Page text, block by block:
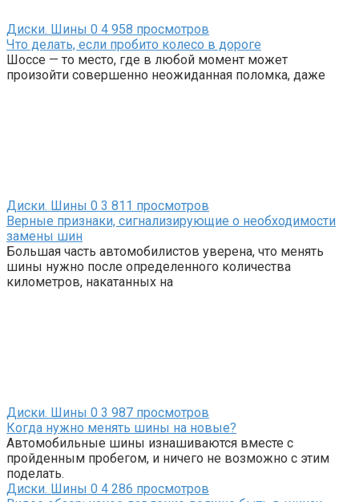
Диски. Шины 0 4 958 просмотров
Что делать, если пробито колесо в дороге
Шоссе — то место, где в любой момент может
произойти совершенно неожиданная поломка, даже
Диски. Шины 0 3 811 просмотров
Верные признаки, сигнализирующие о необходимости
замены шин
Большая часть автомобилистов уверена, что менять
шины нужно после определенного количества
километров, накатанных на
Диски. Шины 0 3 987 просмотров
Когда нужно менять шины на новые?
Автомобильные шины изнашиваются вместе с
пройденным пробегом, и ничего не возможно с этим
поделать.
Диски. Шины 0 4 286 просмотров